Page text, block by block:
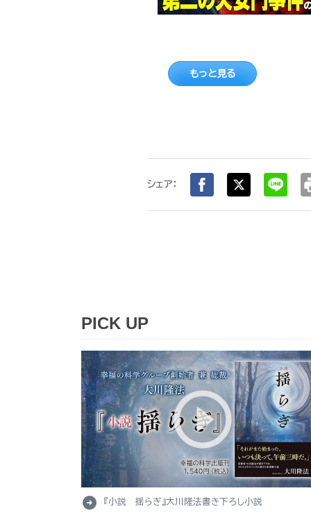
もっと見る
シェア：
PICK UP
arrow_circle_right 『小説 揺らぎ』大川隆法書き下ろし小説